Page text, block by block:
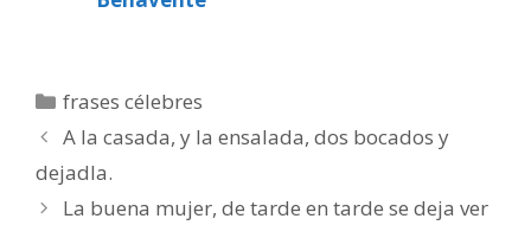
Categorías
frases célebres
A la casada, y la ensalada, dos bocados y
dejadla.
La buena mujer, de tarde en tarde se deja ver